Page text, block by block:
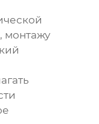
монтажу